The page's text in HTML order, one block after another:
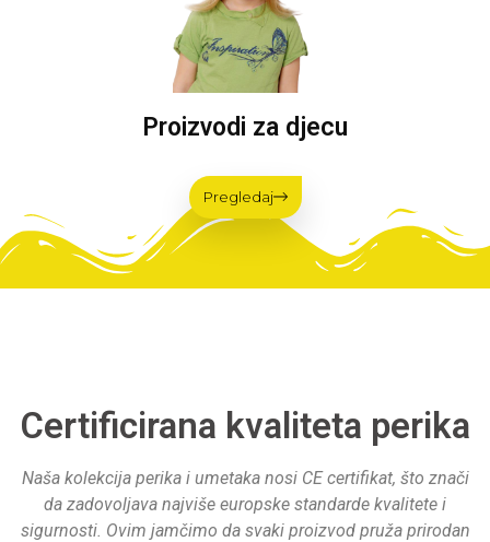
Proizvodi za djecu
Pregledaj
Certificirana kvaliteta perika
Naša kolekcija perika i umetaka nosi CE certifikat, što znači
da zadovoljava najviše europske standarde kvalitete i
sigurnosti. Ovim jamčimo da svaki proizvod pruža prirodan